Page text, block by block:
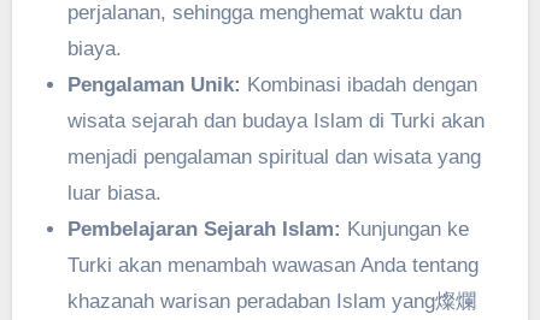
perjalanan, sehingga menghemat waktu dan
biaya.
Pengalaman Unik: Kombinasi ibadah dengan
wisata sejarah dan budaya Islam di Turki akan
menjadi pengalaman spiritual dan wisata yang
luar biasa.
Pembelajaran Sejarah Islam: Kunjungan ke
Turki akan menambah wawasan Anda tentang
khazanah warisan peradaban Islam yang燦爛